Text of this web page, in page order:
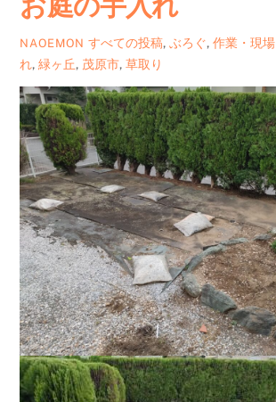
NAOEMON すべての投稿, ぶろぐ, 作業・現場
れ,緑ヶ丘, 茂原市,草取り